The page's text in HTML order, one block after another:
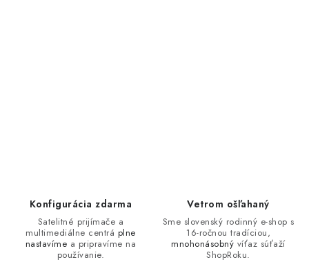
Konfigurácia zdarma
Satelitné prijímače a
multimediálne centrá plne
nastavíme a pripravíme na
používanie.
Vetrom ošľahaný
Sme slovenský rodinný e-shop s
16-ročnou tradíciou,
mnohonásobný víťaz súťaží
ShopRoku.